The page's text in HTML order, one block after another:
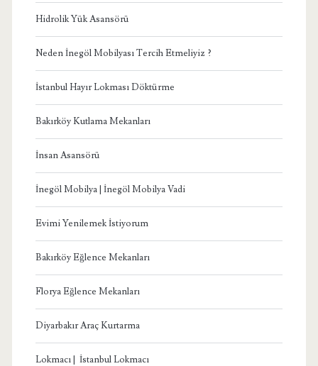
Hidrolik Yük Asansörü
Neden İnegöl Mobilyası Tercih Etmeliyiz ?
İstanbul Hayır Lokması Döktürme
Bakırköy Kutlama Mekanları
İnsan Asansörü
İnegöl Mobilya | İnegöl Mobilya Vadi
Evimi Yenilemek İstiyorum
Bakırköy Eğlence Mekanları
Florya Eğlence Mekanları
Diyarbakır Araç Kurtarma
Lokmacı | İstanbul Lokmacı